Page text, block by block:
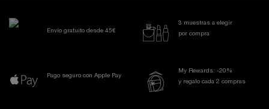
Envío gratuito desde 45€
3 muestras a elegir
por compra
Pago seguro con Apple Pay
My Rewards: -20%
y regalo cada 2 compras